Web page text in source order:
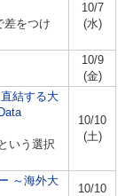
差をつけ
10/7
(水)
10/9
(金)
結する大
いう選択
10/10
(土)
～海外大
10/10